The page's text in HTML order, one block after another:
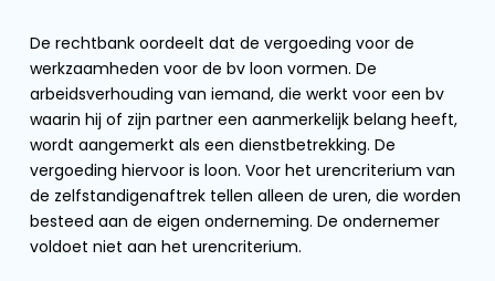
De rechtbank oordeelt dat de vergoeding voor de
werkzaamheden voor de bv loon vormen. De
arbeidsverhouding van iemand, die werkt voor een bv
waarin hij of zijn partner een aanmerkelijk belang heeft,
wordt aangemerkt als een dienstbetrekking. De
vergoeding hiervoor is loon. Voor het urencriterium van
de zelfstandigenaftrek tellen alleen de uren, die worden
besteed aan de eigen onderneming. De ondernemer
voldoet niet aan het urencriterium.